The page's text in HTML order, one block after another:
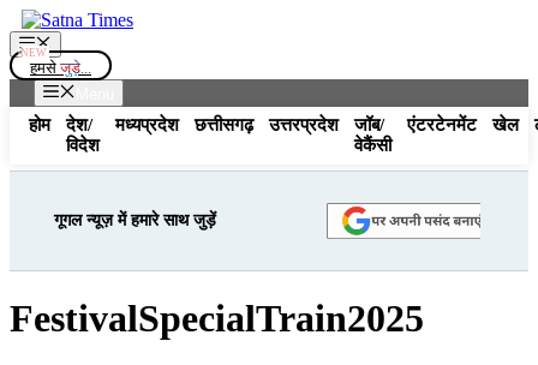
Skip
to
content
Menu
हमसे जुड़े...
होम
देश/
विदेश
मध्यप्रदेश छत्तीसगढ़ उत्तरप्रदेश
जॉब/
वेकैंसी
एंटरटेनमेंट खेल
गूगल न्यूज़ में हमारे साथ जुड़ें
FestivalSpecialTrain2025